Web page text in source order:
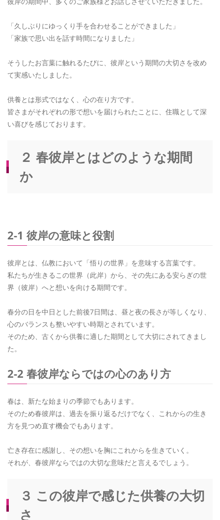
「久しぶりにゆっくり手を合わせることができました」
「家族で思い出を話す時間になりました」
そうしたお言葉に触れるたびに、彼岸という期間の大切さを改め
て実感いたしました。
供養とは形式ではなく、心の在り方です。
皆さまがそれぞれの形で想いを届けられたことに、住職として深
い喜びを感じております。
２ 春彼岸とはどのような期間
か
2-1 彼岸の意味と役割
彼岸とは、仏教において「悟りの世界」を意味する言葉です。
私たちが生きるこの世界（此岸）から、その先にある安らぎの世
界（彼岸）へと想いを向ける期間です。
春分の日を中日とした前後7日間は、昼と夜の長さが等しくなり、
心のバランスも整いやすい時期とされています。
そのため、古くから供養に適した期間として大切にされてきまし
た。
2-2 春彼岸ならではの心のあり方
春は、新たな始まりの季節でもあります。
そのため春彼岸は、過去を振り返るだけでなく、これからの生き
方を見つめ直す機会でもあります。
亡き存在に感謝し、その想いを胸にこれからを生きていく。
それが、春彼岸ならではの大切な意味だと言えるでしょう。
３ この彼岸で感じた供養の大切
さ